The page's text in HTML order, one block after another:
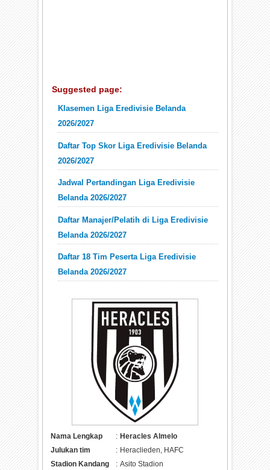
Suggested page:
Klasemen Liga Eredivisie Belanda
2026/2027
Daftar Top Skor Liga Eredivisie Belanda
2026/2027
Jadwal Pertandingan Liga Eredivisie
Belanda 2026/2027
Daftar Manajer/Pelatih di Liga Eredivisie
Belanda 2026/2027
Daftar 18 Tim Peserta Liga Eredivisie
Belanda 2026/2027
Nama Lengkap : Heracles Almelo
Julukan tim
: Heraclieden, HAFC
Stadion Kandang
: Asito Stadion